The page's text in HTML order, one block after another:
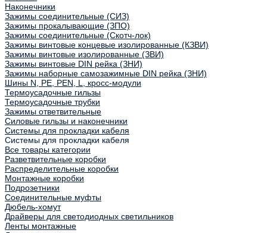
Наконечники
Зажимы соединительные (СИЗ)
Зажимы прокалывающие (ЗПО)
Зажимы соединительные (Скотч-лок)
Зажимы винтовые концевые изолированные (КЗВИ)
Зажимы винтовые изолированные (ЗВИ)
Зажимы винтовые DIN рейка (ЗНИ)
Зажимы наборные самозажимные DIN рейка (ЗНИ)
Шины N, PE, PEN, L, кросс-модули
Термоусадочные гильзы
Термоусадочные трубки
Зажимы ответвительные
Силовые гильзы и наконечники
Системы для прокладки кабеля
Системы для прокладки кабеля
Все товары категории
Разветвительные коробки
Распределительные коробки
Монтажные коробки
Подрозетники
Соединительные муфты
Дюбель-хомут
Драйверы для светодиодных светильников
Ленты монтажные